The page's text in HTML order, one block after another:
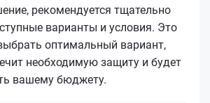
рекомендуется тщательно
варианты и условия. Это
оптимальный вариант,
необходимую защиту и будет
вашему бюджету.